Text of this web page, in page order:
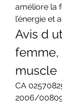
améliore la
l’énergie et
Avis d
femme,
muscle
CA
2006/